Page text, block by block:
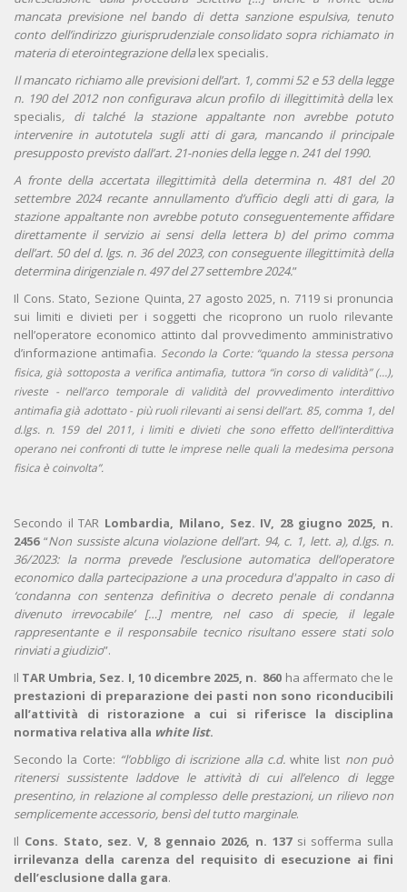
mancata previsione nel bando di detta sanzione espulsiva, tenuto
conto dell’indirizzo giurisprudenziale consolidato sopra richiamato in
materia di eterointegrazione dellalex specialis.
Il mancato richiamo alle previsioni dell’art. 1, commi 52 e 53 della legge
n. 190 del 2012 non configurava alcun profilo di illegittimità della lex
specialis, di talché la stazione appaltante non avrebbe potuto
intervenire in autotutela sugli atti di gara, mancando il principale
presupposto previsto dall’art. 21-nonies della legge n. 241 del 1990.
A fronte della accertata illegittimità della determina n. 481 del 20
settembre 2024 recante annullamento d’ufficio degli atti di gara, la
stazione appaltante non avrebbe potuto conseguentemente affidare
direttamente il servizio ai sensi della lettera b) del primo comma
dell’art. 50 del d. lgs. n. 36 del 2023, con conseguente illegittimità della
determina dirigenziale n. 497 del 27 settembre 2024.”
Il Cons. Stato, Sezione Quinta, 27 agosto 2025, n. 7119 si pronuncia
sui limiti e divieti per i soggetti che ricoprono un ruolo rilevante
nell’operatore economico attinto dal provvedimento amministrativo
d’informazione antimafia. Secondo la Corte: “quando la stessa persona
fisica, già sottoposta a verifica antimafia, tuttora “in corso di validità” (…),
riveste - nell’arco temporale di validità del provvedimento interdittivo
antimafia già adottato - più ruoli rilevanti ai sensi dell’art. 85, comma 1, del
d.lgs. n. 159 del 2011, i limiti e divieti che sono effetto dell’interdittiva
operano nei confronti di tutte le imprese nelle quali la medesima persona
fisica è coinvolta”.
Secondo il TAR Lombardia, Milano, Sez. IV, 28 giugno 2025, n.
2456 “Non sussiste alcuna violazione dell’art. 94, c. 1, lett. a), d.lgs. n.
36/2023: la norma prevede l’esclusione automatica dell’operatore
economico dalla partecipazione a una procedura d'appalto in caso di
‘condanna con sentenza definitiva o decreto penale di condanna
divenuto irrevocabile’ […] mentre, nel caso di specie, il legale
rappresentante e il responsabile tecnico risultano essere stati solo
rinviati a giudizio”.
Il TAR Umbria, Sez. I, 10 dicembre 2025, n. 860 ha affermato che le
prestazioni di preparazione dei pasti non sono riconducibili
all’attività di ristorazione a cui si riferisce la disciplina
normativa relativa alla white list.
Secondo la Corte: “l’obbligo di iscrizione alla c.d.white list non può
ritenersi sussistente laddove le attività di cui all’elenco di legge
presentino, in relazione al complesso delle prestazioni, un rilievo non
semplicemente accessorio, bensì del tutto marginale.
Il Cons. Stato, sez. V, 8 gennaio 2026, n. 137si sofferma sulla
irrilevanza della carenza del requisito di esecuzione ai fini
dell’esclusione dalla gara.